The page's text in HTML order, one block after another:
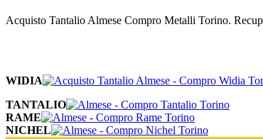
Acquisto Tantalio Almese Compro Metalli Torino.
WIDIA
TANTALIO
RAME
NICHEL